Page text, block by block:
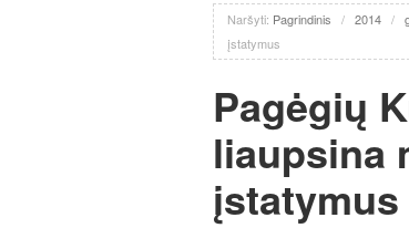
Naršyti: Pagrindinis / 2014 /
įstatymus
Pagėgių
liaupsina
įstatymus